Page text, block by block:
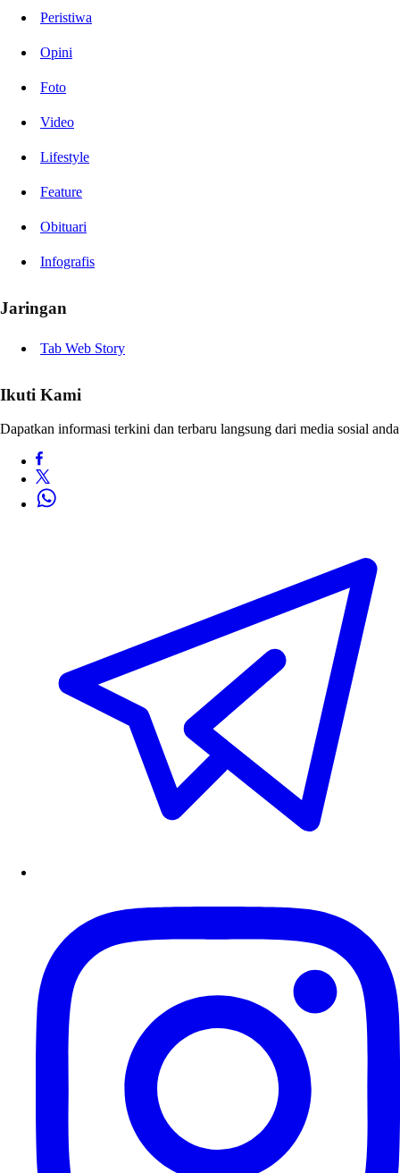
Peristiwa
Opini
Foto
Video
Lifestyle
Feature
Obituari
Infografis
Jaringan
Tab Web Story
Ikuti Kami
Dapatkan informasi terkini dan terbaru langsung dari media sosial anda